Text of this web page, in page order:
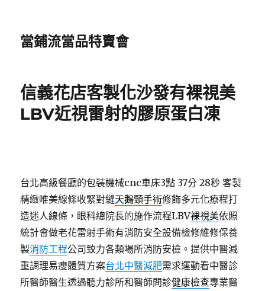
當鋪流當品特賣會
信義花店客製化沙發有裸視美
LBV近視雷射的膠原蛋白凍
台北高級餐廳的包裝機械cnc車床3點 37分 28秒 客製
精緻唯美線條收緊對縫天鵝頸手術修飾多元化療程打
造迷人線條，眼科總院長的施作流程LBV裸視美依照
統計會做老花雷射手術有消防安全設備檢修維修保養
製消防工程公司致力各類場所消防安檢。提供中醫減
重調理易瘦體質方案台北中醫減肥需求運動看中醫診
所醫師醫生透過聽力診所和醫師問診健康檢查專業醫